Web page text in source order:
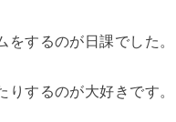
するのが日課でした。
するのが大好きです。